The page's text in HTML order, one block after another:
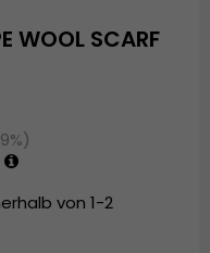
WOOL SCARF
von 1-2